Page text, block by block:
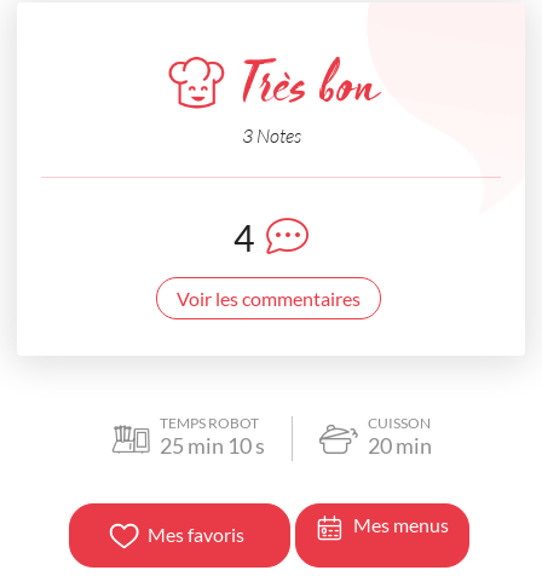
Très bon
3 Notes
4
Voir les commentaires
TEMPS ROBOT
25 min 10s
CUISSON
20min
Mes favoris Mes menus